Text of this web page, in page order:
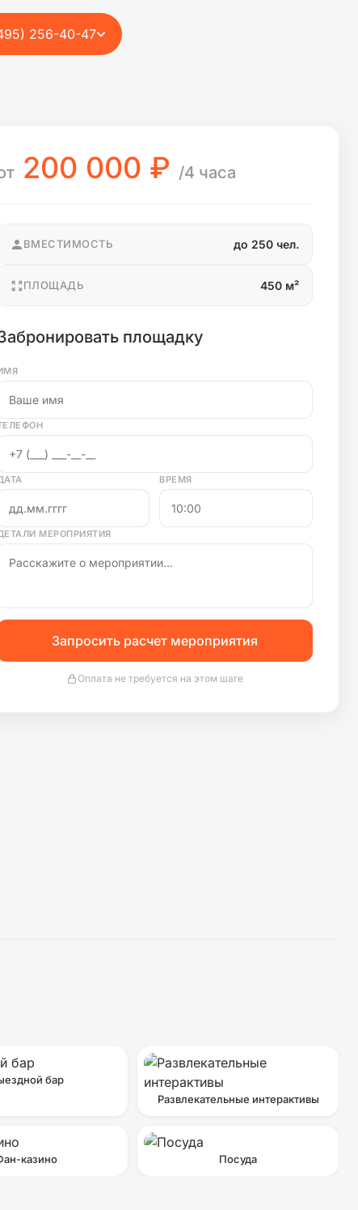
256-40-47
200 000 ₽ /4 часа
ВМЕСТИМОСТЬ до 250 чел.
ПЛОЩАДЬ 450 м²
площадку
ВРЕМЯ
МЕРОПРИЯТИЯ
Запросить расчет мероприятия
Оплата не требуется на этом шаге
бар
Развлекательные интерактивы
казино Посуда